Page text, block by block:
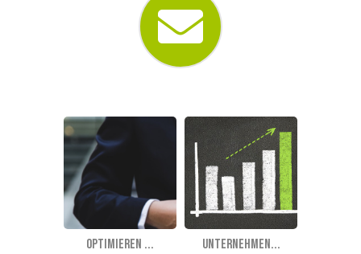
Optimieren ... Unternehmen...